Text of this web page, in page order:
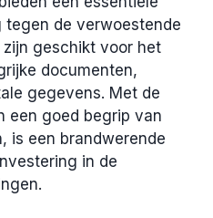
de verwoestende
geschikt voor het
documenten,
gegevens. Met de
een goed begrip van
is een brandwerende
in de